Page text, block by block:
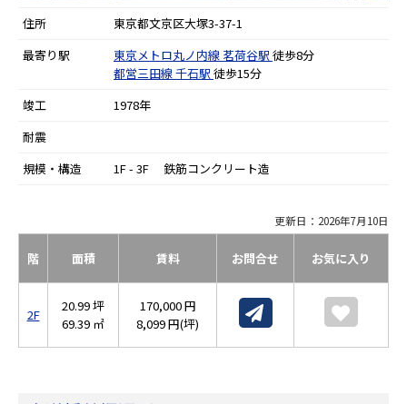
住所
東京都文京区大塚3-37-1
最寄り駅
東京メトロ丸ノ内線 茗荷谷駅 徒歩8分
都営三田線千石駅 徒歩15分
竣工
1978年
耐震
規模・構造
1F - 3F 鉄筋コンクリート造
更新日：2026年7月10日
階 面積 賃料 お問合せ お気に入り
2F
20.99 坪
69.39 ㎡
170,000 円
8,099 円(坪)